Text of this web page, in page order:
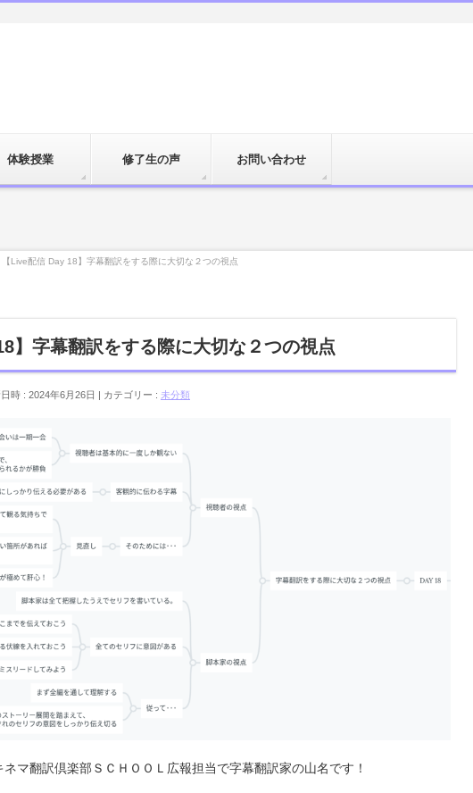
体験授業 修了生の声 お問い合わせ
【Live配信 Day 18】字幕翻訳をする際に大切な２つの視点
】字幕翻訳をする際に大切な２つの視点
時 : 2024年6月26日 カテゴリー : 未分類
マ翻訳倶楽部ＳＣＨＯＯＬ広報担当で字幕翻訳家の山名です！